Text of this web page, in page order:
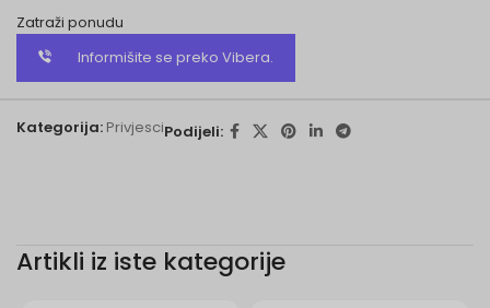
Zatraži ponudu
Informišite se preko Vibera.
Kategorija: PrivjesciPodijeli:
Artikli iz iste kategorije